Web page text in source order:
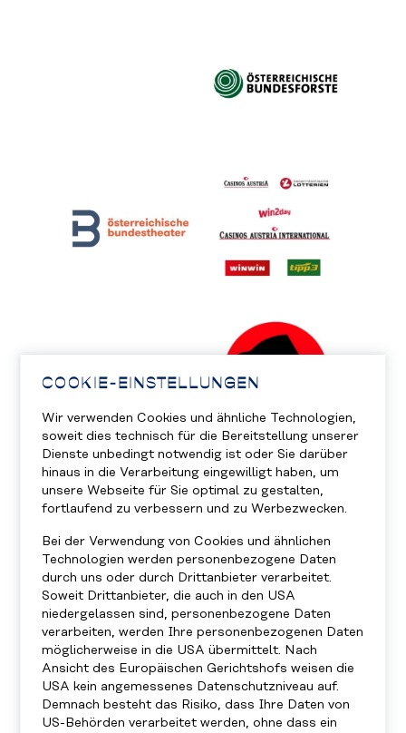
COOKIE-EINSTELLUNGEN
Wir verwenden Cookies und ähnliche Technologien,
soweit dies technisch für die Bereitstellung unserer
Dienste unbedingt notwendig ist oder Sie darüber
hinaus in die Verarbeitung eingewilligt haben, um
unsere Webseite für Sie optimal zu gestalten,
fortlaufend zu verbessern und zu Werbezwecken.
Bei der Verwendung von Cookies und ähnlichen
Technologien werden personenbezogene Daten
durch uns oder durch Drittanbieter verarbeitet.
Soweit Drittanbieter, die auch in den USA
niedergelassen sind, personenbezogene Daten
verarbeiten, werden Ihre personenbezogenen Daten
möglicherweise in die USA übermittelt. Nach
Ansicht des Europäischen Gerichtshofs weisen die
USA kein angemessenes Datenschutzniveau auf.
Demnach besteht das Risiko, dass Ihre Daten von
US-Behörden verarbeitet werden, ohne dass ein